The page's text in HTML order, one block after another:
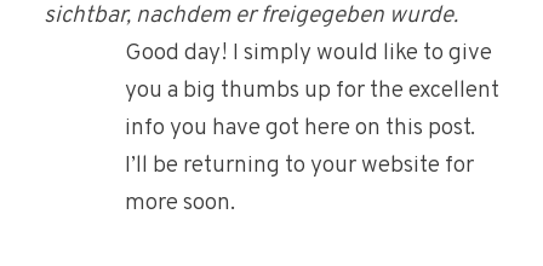
sichtbar, nachdem er freigegeben wurde.
Good day! I simply would like to give
you a big thumbs up for the excellent
info you have got here on this post.
I’ll be returning to your website for
more soon.